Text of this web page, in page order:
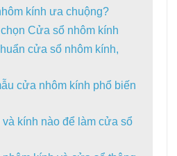
kính ưa chuộng?
Cửa sổ nhôm kính
cửa sổ nhôm kính,
cửa nhôm kính phổ biến
và kính nào để làm cửa sổ